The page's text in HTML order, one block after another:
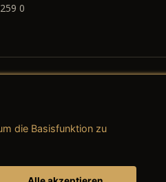
0
→ AGB (Teile &
die Basisfunktion zu